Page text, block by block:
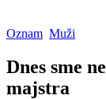
Oznam Muži
Dnes sme
majstra